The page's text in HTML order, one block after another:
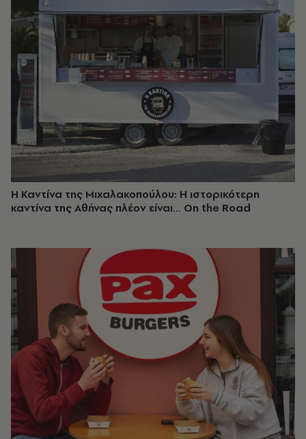
Η Καντίνα της Μιχαλακοπούλου: Η ιστορικότερη
καντίνα της Αθήνας πλέον είναι… On the Road